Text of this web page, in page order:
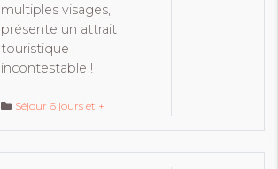
multiples visages,
présente un attrait
touristique
incontestable !
Séjour 6 jours et +